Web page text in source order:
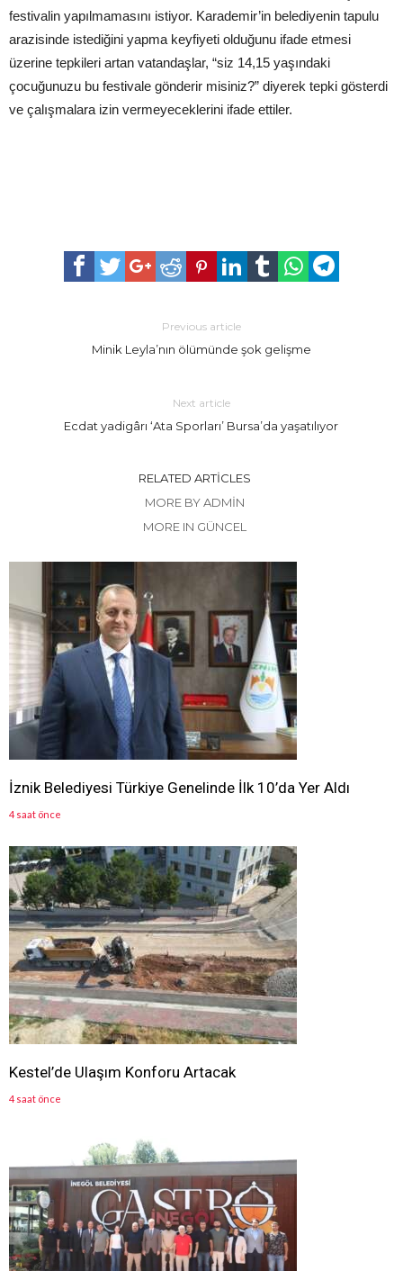
festivalin yapılmamasını istiyor. Karademir’in belediyenin tapulu
arazisinde istediğini yapma keyfiyeti olduğunu ifade etmesi
üzerine tepkileri artan vatandaşlar, “siz 14,15 yaşındaki
çocuğunuzu bu festivale gönderir misiniz?” diyerek tepki gösterdi
ve çalışmalara izin vermeyeceklerini ifade ettiler.
Previous article
Minik Leyla’nın ölümünde şok gelişme
Next article
Ecdat yadigârı ‘Ata Sporları’ Bursa’da yaşatılıyor
RELATED ARTICLES
MORE BY ADMIN
MORE IN GÜNCEL
İznik Belediyesi Türkiye Genelinde İlk 10’da Yer Aldı
4 saat önce
Kestel’de Ulaşım Konforu Artacak
4 saat önce